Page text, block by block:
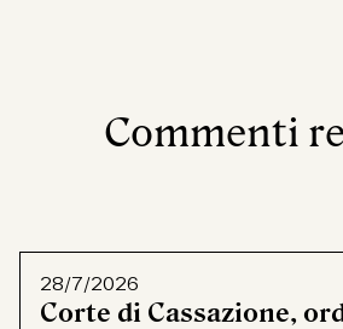
Commenti
28/7/2026
Corte di Cassazione,